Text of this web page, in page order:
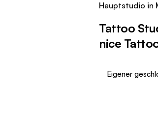
Hauptstudio in
Tattoo
nice
Eigener